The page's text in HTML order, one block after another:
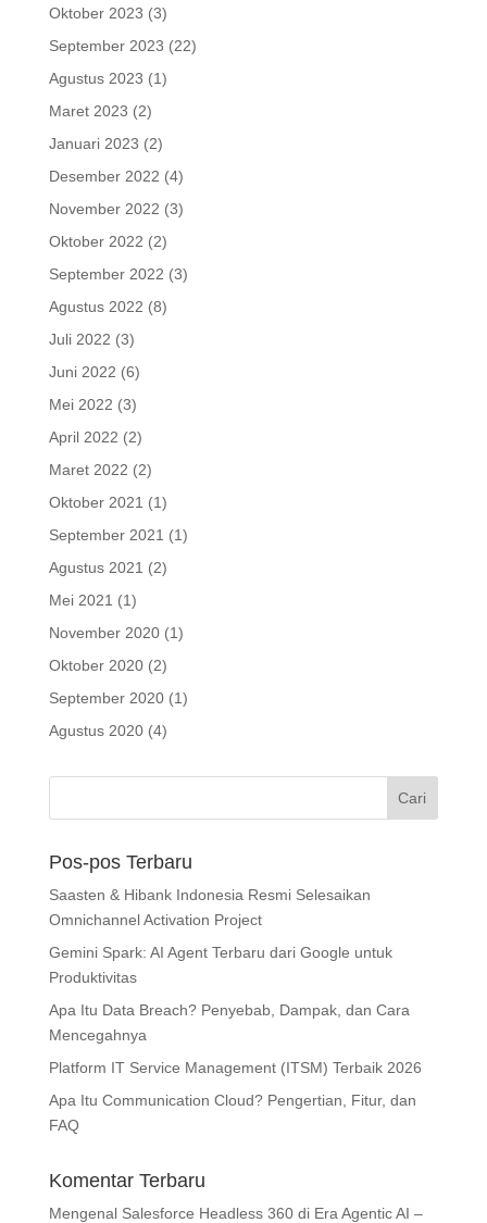
Oktober 2023 (3)
September 2023 (22)
Agustus 2023 (1)
Maret 2023 (2)
Januari 2023 (2)
Desember 2022 (4)
November 2022 (3)
Oktober 2022 (2)
September 2022 (3)
Agustus 2022 (8)
Juli 2022 (3)
Juni 2022 (6)
Mei 2022 (3)
April 2022 (2)
Maret 2022 (2)
Oktober 2021 (1)
September 2021 (1)
Agustus 2021 (2)
Mei 2021 (1)
November 2020(1)
Oktober 2020(2)
September 2020(1)
Agustus 2020(4)
Pos-pos Terbaru
Saasten & Hibank Indonesia Resmi Selesaikan
Omnichannel Activation Project
Gemini Spark: AI Agent Terbaru dari Google untuk
Produktivitas
Apa Itu Data Breach? Penyebab, Dampak, dan Cara
Mencegahnya
Platform IT Service Management (ITSM) Terbaik 2026
Apa Itu Communication Cloud? Pengertian, Fitur, dan
FAQ
Komentar Terbaru
Mengenal Salesforce Headless 360 di Era Agentic AI –